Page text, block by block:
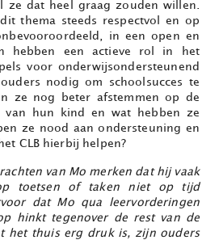
ze dat heel graag zouden willen.
thema steeds respectvol en op
in een open en
hebben een actieve rol in het
voor onderwijsondersteunend
nodig om schoolsucces te
ze nog beter afstemmen op de
van hun kind en wat hebben ze
ze nood aan ondersteuning en
CLB hierbij helpen?
van Mo merken dat hij vaak
toetsen of taken niet op tijd
dat Mo qua leervorderingen
hinkt tegenover de rest van de
het thuis erg druk is, zijn ouders